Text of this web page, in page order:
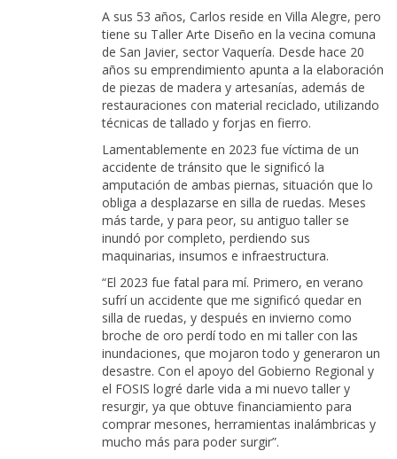
A sus 53 años, Carlos reside en Villa Alegre, pero
tiene su Taller Arte Diseño en la vecina comuna
de San Javier, sector Vaquería. Desde hace 20
años su emprendimiento apunta a la elaboración
de piezas de madera y artesanías, además de
restauraciones con material reciclado, utilizando
técnicas de tallado y forjas en fierro.
Lamentablemente en 2023 fue víctima de un
accidente de tránsito que le significó la
amputación de ambas piernas, situación que lo
obliga a desplazarse en silla de ruedas. Meses
más tarde, y para peor, su antiguo taller se
inundó por completo, perdiendo sus
maquinarias, insumos e infraestructura.
“El 2023 fue fatal para mí. Primero, en verano
sufrí un accidente que me significó quedar en
silla de ruedas, y después en invierno como
broche de oro perdí todo en mi taller con las
inundaciones, que mojaron todo y generaron un
desastre. Con el apoyo del Gobierno Regional y
el FOSIS logré darle vida a mi nuevo taller y
resurgir, ya que obtuve financiamiento para
comprar mesones, herramientas inalámbricas y
mucho más para poder surgir”.